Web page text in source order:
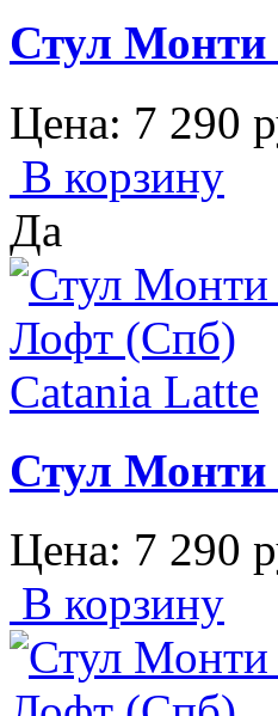
Стул
Цена: 7 290
В корзину
Да
Стул Монти
Цена: 7 290
В корзину